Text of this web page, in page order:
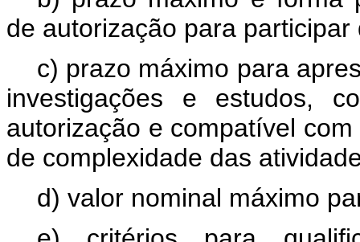
de autorização para
c) prazo máximo para
investigações e estudos,
autorização e compatível
de complexidade das
d) valor nominal máximo